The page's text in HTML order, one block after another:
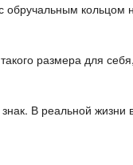
обручальным
размера для
В реальной